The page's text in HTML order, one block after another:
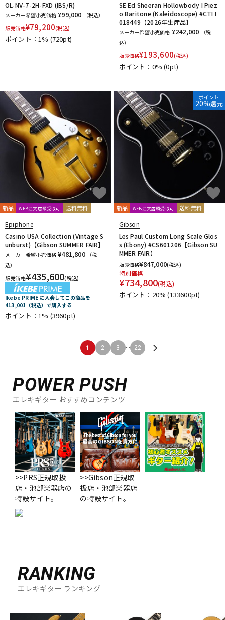
OL-NV-7-2H-FXD (IBS/R)
メーカー希望小売価格 ¥99,000
（税込）
販売価格¥79,200(税込)
ポイント：1% (720pt)
SE Ed Sheeran Hollowbody I Piez
o Baritone (Kaleidoscope) #CTI I
018449【2026年生産品】
メーカー希望小売価格 ¥242,000
（税
込）
販売価格¥193,600(税込)
ポイント：0%(0pt)
新品 WEB注文店頭受取可 送料無料
Epiphone
Casino USA Collection (Vintage S
unburst)【Gibson SUMMER FAIR】
メーカー希望小売価格 ¥481,800
（税
込）
販売価格¥435,600(税込)
Ikebe PRIME に入会してこの商品を
413,001（税込）で購入する
ポイント：1% (3960pt)
ポイント
20%還元
新品 WEB注文店頭受取可 送料無料
Gibson
Les Paul Custom Long Scale Glos
s (Ebony) #CS601206【Gibson SU
MMER FAIR】
販売価格¥847,000(税込)
特別価格
¥734,800(税込)
ポイント：20%(133600pt)
1 2 3 ... 22
POWER PUSH
エレキギター おすすめコンテンツ
>>PRS正規取扱
店・池部楽器店の
特設サイト。
>>Gibson正規取
扱店・池部楽器店
の特設サイト。
RANKING
エレキギター ランキング